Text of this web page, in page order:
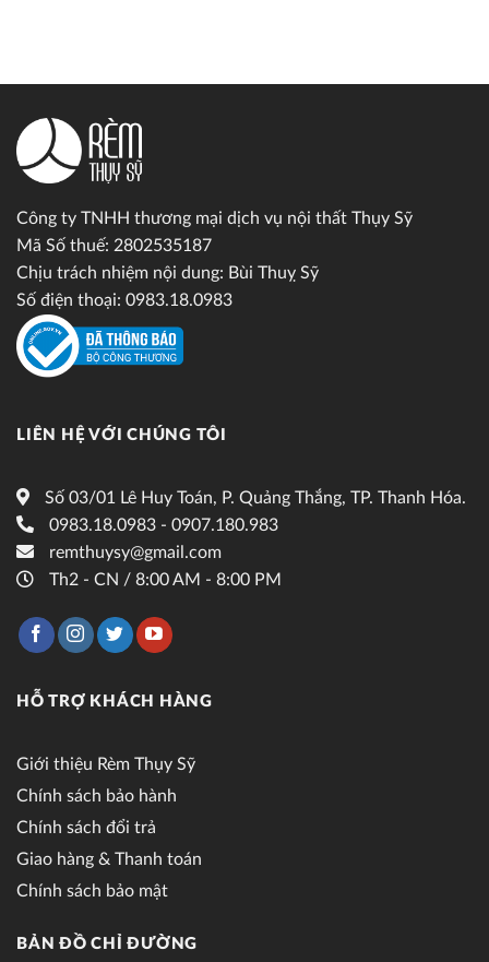
Công ty TNHH thương mại dịch vụ nội thất Thụy Sỹ
Mã Số thuế: 2802535187
Chịu trách nhiệm nội dung: Bùi Thuỵ Sỹ
Số điện thoại: 0983.18.0983
LIÊN HỆ VỚI CHÚNG TÔI
Số 03/01 Lê Huy Toán, P. Quảng Thắng, TP. Thanh Hóa.
0983.18.0983 - 0907.180.983
remthuysy@gmail.com
Th2 - CN / 8:00 AM - 8:00 PM
HỖ TRỢ KHÁCH HÀNG
Giới thiệu Rèm Thụy Sỹ
Chính sách bảo hành
Chính sách đổi trả
Giao hàng & Thanh toán
Chính sách bảo mật
BẢN ĐỒ CHỈ ĐƯỜNG